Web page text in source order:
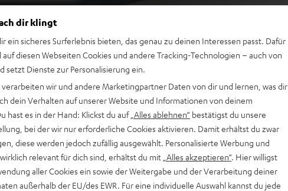
dir klingt
ein sicheres Surferlebnis bieten, das genau zu deinen Interessen passt. Dafür
diesen Webseiten Cookies und andere Tracking-Technologien – auch von
setzt Dienste zur Personalisierung ein.
verarbeiten wir und andere Marketingpartner Daten von dir und lernen, was dir
dein Verhalten auf unserer Website und Informationen von deinem
hast es in der Hand: Klickst du auf „Alles ablehnen“ bestätigst du unsere
bei der wir nur erforderliche Cookies aktivieren. Damit erhältst du zwar
diese werden jedoch zufällig ausgewählt. Personalisierte Werbung und
relevant für dich sind, erhältst du mit „Alles akzeptieren“. Hier willigst
aller Cookies ein sowie der Weitergabe und der Verarbeitung deiner
außerhalb der EU/des EWR. Für eine individuelle Auswahl kannst du jede